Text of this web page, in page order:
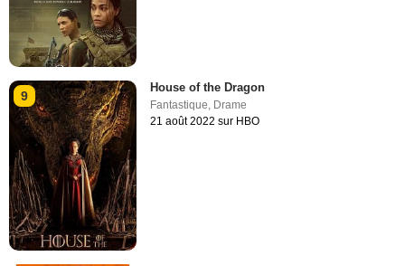
9
House of the Dragon
Fantastique Drame
21 août 2022 sur HBO